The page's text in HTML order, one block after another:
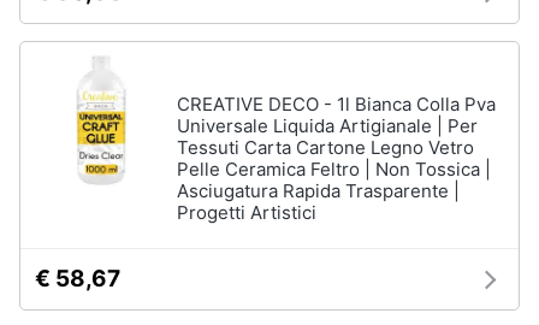
CREATIVE DECO - 1l Bianca Colla Pva
Universale Liquida Artigianale | Per
Tessuti Carta Cartone Legno Vetro
Pelle Ceramica Feltro | Non Tossica |
Asciugatura Rapida Trasparente |
Progetti Artistici
€ 58,67